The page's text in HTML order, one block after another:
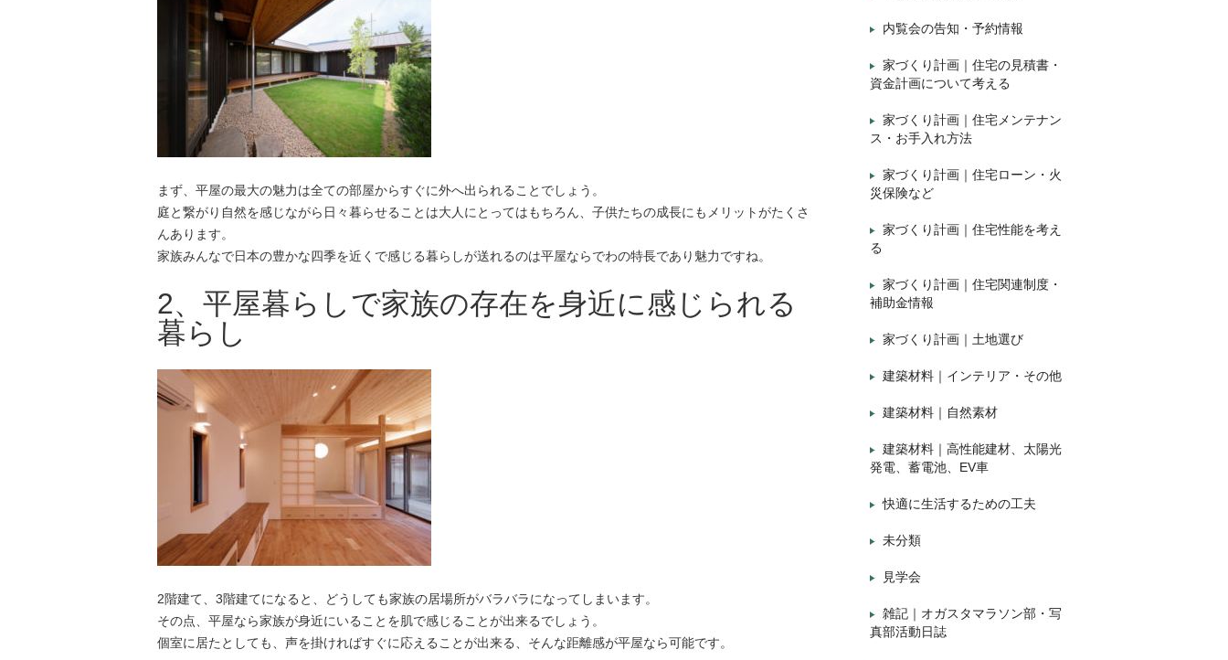
まず、平屋の最大の魅力は全ての部屋からすぐに外へ出られることでしょう。
庭と繋がり自然を感じながら日々暮らせることは大人にとってはもちろん、子供たちの成長にもメリットがたくさ
んあります。
家族みんなで日本の豊かな四季を近くで感じる暮らしが送れるのは平屋ならでわの特長であり魅力ですね。
2、平屋暮らしで家族の存在を身近に感じられる
暮らし
2階建て、3階建てになると、どうしても家族の居場所がバラバラになってしまいます。
その点、平屋なら家族が身近にいることを肌で感じることが出来るでしょう。
個室に居たとしても、声を掛ければすぐに応えることが出来る、そんな距離感が平屋なら可能です。
内覧会の告知・予約情報
家づくり計画｜住宅の見積書・
資金計画について考える
家づくり計画｜住宅メンテナン
ス・お手入れ方法
家づくり計画｜住宅ローン・火
災保険など
家づくり計画｜住宅性能を考え
る
家づくり計画｜住宅関連制度・
補助金情報
家づくり計画｜土地選び
建築材料｜インテリア・その他
建築材料｜自然素材
建築材料｜高性能建材、太陽光
発電、蓄電池、EV車
快適に生活するための工夫
未分類
見学会
雑記｜オガスタマラソン部・写
真部活動日誌